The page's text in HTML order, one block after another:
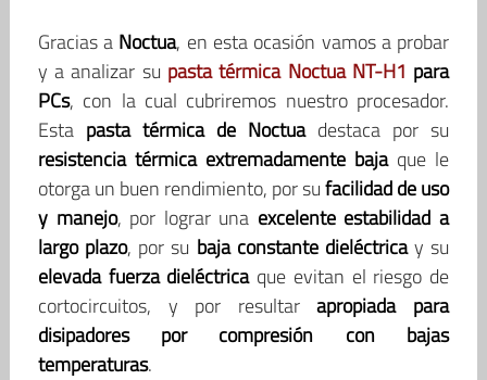
Gracias a Noctua, en esta ocasión vamos a probar
y a analizar su pasta térmica Noctua NT-H1 para
PCs, con la cual cubriremos nuestro procesador.
Esta pasta térmica de Noctuadestaca por su
resistencia térmica extremadamente bajaque le
otorga un buen rendimiento, por sufacilidad de uso
y manejo, por lograr una excelente estabilidad a
largo plazo, por su baja constante dieléctricay su
elevada fuerza dieléctricaque evitan el riesgo de
cortocircuitos, y por resultarapropiada para
disipadores por compresión con bajas
temperaturas.